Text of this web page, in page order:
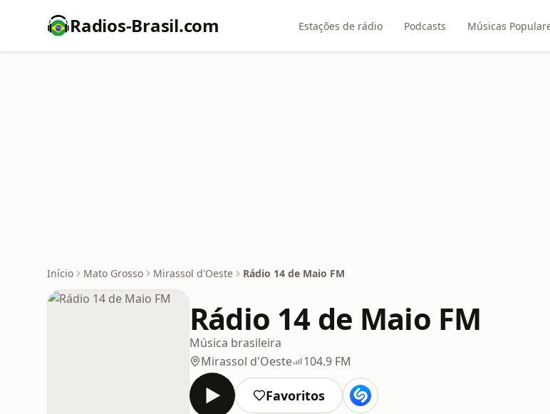
Radios-Brasil.com Estações de rádio Podcasts Músicas
Início Mato Grosso Mirassol d'Oeste Rádio 14 de Maio FM
Rádio 14 de Maio FM
Música brasileira
Mirassol d'Oeste
104.9 FM
Favoritos